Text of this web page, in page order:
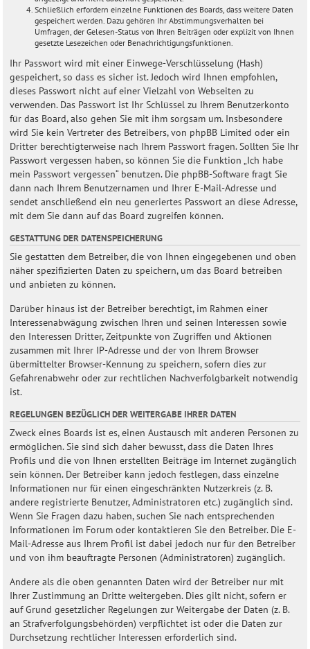
Schließlich erfordern einzelne Funktionen des Boards, dass weitere Daten
gespeichert werden. Dazu gehören Ihr Abstimmungsverhalten bei
Umfragen, der Gelesen-Status von Ihren Beiträgen oder explizit von Ihnen
gesetzte Lesezeichen oder Benachrichtigungsfunktionen.
Ihr Passwort wird mit einer Einwege-Verschlüsselung (Hash)
gespeichert, so dass es sicher ist. Jedoch wird Ihnen empfohlen,
dieses Passwort nicht auf einer Vielzahl von Webseiten zu
verwenden. Das Passwort ist Ihr Schlüssel zu Ihrem Benutzerkonto
für das Board, also gehen Sie mit ihm sorgsam um. Insbesondere
wird Sie kein Vertreter des Betreibers, von phpBB Limited oder ein
Dritter berechtigterweise nach Ihrem Passwort fragen. Sollten Sie Ihr
Passwort vergessen haben, so können Sie die Funktion „Ich habe
mein Passwort vergessen“ benutzen. Die phpBB-Software fragt Sie
dann nach Ihrem Benutzernamen und Ihrer E-Mail-Adresse und
sendet anschließend ein neu generiertes Passwort an diese Adresse,
mit dem Sie dann auf das Board zugreifen können.
GESTATTUNG DER DATENSPEICHERUNG
Sie gestatten dem Betreiber, die von Ihnen eingegebenen und oben
näher spezifizierten Daten zu speichern, um das Board betreiben
und anbieten zu können.
Darüber hinaus ist der Betreiber berechtigt, im Rahmen einer
Interessenabwägung zwischen Ihren und seinen Interessen sowie
den Interessen Dritter, Zeitpunkte von Zugriffen und Aktionen
zusammen mit Ihrer IP-Adresse und der von Ihrem Browser
übermittelter Browser-Kennung zu speichern, sofern dies zur
Gefahrenabwehr oder zur rechtlichen Nachverfolgbarkeit notwendig
ist.
REGELUNGEN BEZÜGLICH DER WEITERGABE IHRER DATEN
Zweck eines Boards ist es, einen Austausch mit anderen Personen zu
ermöglichen. Sie sind sich daher bewusst, dass die Daten Ihres
Profils und die von Ihnen erstellten Beiträge im Internet zugänglich
sein können. Der Betreiber kann jedoch festlegen, dass einzelne
Informationen nur für einen eingeschränkten Nutzerkreis (z. B.
andere registrierte Benutzer, Administratoren etc.) zugänglich sind.
Wenn Sie Fragen dazu haben, suchen Sie nach entsprechenden
Informationen im Forum oder kontaktieren Sie den Betreiber. Die E-
Mail-Adresse aus Ihrem Profil ist dabei jedoch nur für den Betreiber
und von ihm beauftragte Personen (Administratoren) zugänglich.
Andere als die oben genannten Daten wird der Betreiber nur mit
Ihrer Zustimmung an Dritte weitergeben. Dies gilt nicht, sofern er
auf Grund gesetzlicher Regelungen zur Weitergabe der Daten (z. B.
an Strafverfolgungsbehörden) verpflichtet ist oder die Daten zur
Durchsetzung rechtlicher Interessen erforderlich sind.